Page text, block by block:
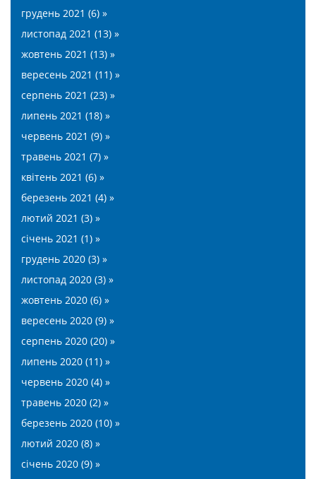
грудень 2021 (6) »
листопад 2021 (13) »
жовтень 2021 (13) »
вересень 2021 (11) »
серпень 2021 (23) »
липень 2021 (18) »
червень 2021 (9) »
травень 2021 (7) »
квітень 2021 (6) »
березень 2021 (4) »
лютий 2021 (3) »
січень 2021 (1) »
грудень 2020 (3) »
листопад 2020 (3) »
жовтень 2020 (6) »
вересень 2020 (9) »
серпень 2020 (20) »
липень 2020 (11) »
червень 2020 (4) »
травень 2020 (2) »
березень 2020 (10) »
лютий 2020 (8) »
січень 2020 (9) »